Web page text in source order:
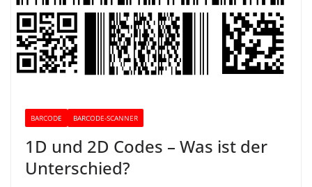
BARCODE BARCODE-SCANNER
1D und 2D Codes – Was ist der
Unterschied?